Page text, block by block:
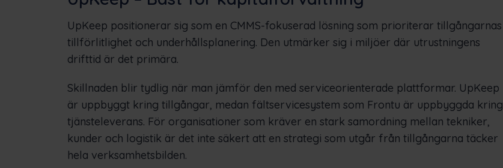
UpKeep positionerar sig som en CMMS-fokuserad lösning som prioriterar tillgångarnas
tillförlitlighet och underhållsplanering. Den utmärker sig i miljöer där utrustningens
drifttid är det primära.
Skillnaden blir tydlig när man jämför den med serviceorienterade plattformar. UpKeep
är uppbyggt kring tillgångar, medan fältservicesystem som Frontu är uppbyggda kring
tjänsteleverans. För organisationer som kräver en stark samordning mellan tekniker,
kunder och logistik är det inte säkert att en strategi som utgår från tillgångarna täcker
hela verksamhetsbilden.